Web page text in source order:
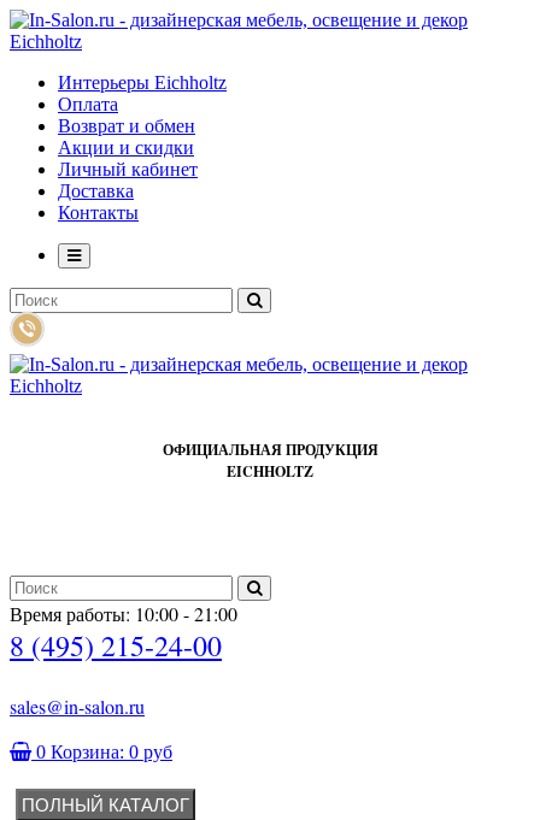
Интерьеры Eichholtz
Оплата
Возврат и обмен
Акции и скидки
Личный кабинет
Доставка
Контакты
ОФИЦИАЛЬНАЯ ПРОДУКЦИЯ
EICHHOLTZ
Время работы: 10:00 - 21:00
8 (495) 215-24-00
sales@in-salon.ru
0 Корзина: 0 руб
ПОЛНЫЙ КАТАЛОГ